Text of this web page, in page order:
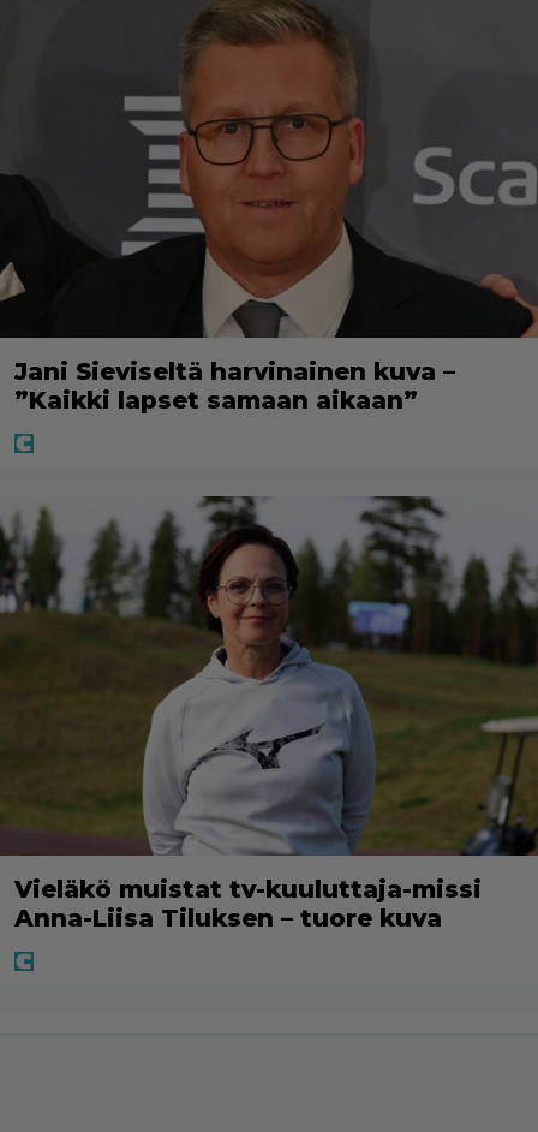
Jani Sieviseltä harvinainen kuva –
”Kaikki lapset samaan aikaan”
Vieläkö muistat tv-kuuluttaja-missi
Anna-Liisa Tiluksen – tuore kuva